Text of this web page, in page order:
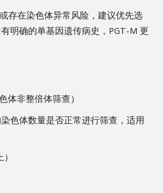
存在染色体异常风险，建议优先选
明确的单基因遗传病史，PGT-M 更
体非整倍体筛查）
色体数量是否正常进行筛查，适用